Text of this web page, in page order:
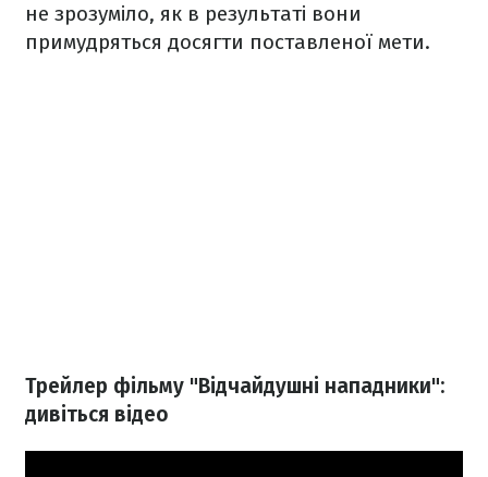
не зрозуміло, як в результаті вони
примудряться досягти поставленої мети.
Трейлер фільму "Відчайдушні нападники":
дивіться відео